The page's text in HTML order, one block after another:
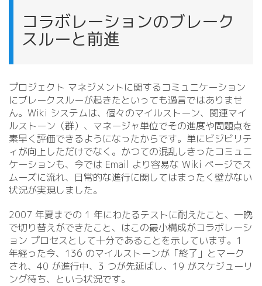
コラボレーションのブレーク
スルーと前進
プロジェクト マネジメントに関するコミュニケーション
にブレークスルーが起きたといっても過言ではありませ
ん。Wiki システムは、個々のマイルストーン、関連マイ
ルストーン（群）、マネージャ単位でその進度や問題点を
素早く評価できるようになったからです。単にビジビリテ
ィが向上しただけでなく。かつての混乱しきったコミュニ
ケーションも、今では Email より容易な Wiki ページでス
ムーズに流れ、日常的な進行に関してはまったく壁がない
状況が実現しました。
2007 年夏までの 1 年にわたるテストに耐えたこと、一晩
で切り替えができたこと、はこの最小構成がコラボレーシ
ョン プロセスとして十分であることを示しています。1
年経った今、136 のマイルストーンが「終了」とマーク
され、40 が進行中、3 つが先延ばし、19 がスケジューリ
ング待ち、という状況です。